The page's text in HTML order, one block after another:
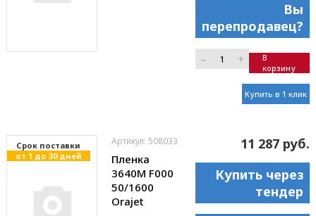
Вы
перепродавец?
– +
В
корзину
Купить в 1 клик
Cрок поставки
от 1 до 30 дней
Артикул: 508033
Пленка
3640M F000
50/1600
Orajet
11 287 руб.
Купить через
тендер